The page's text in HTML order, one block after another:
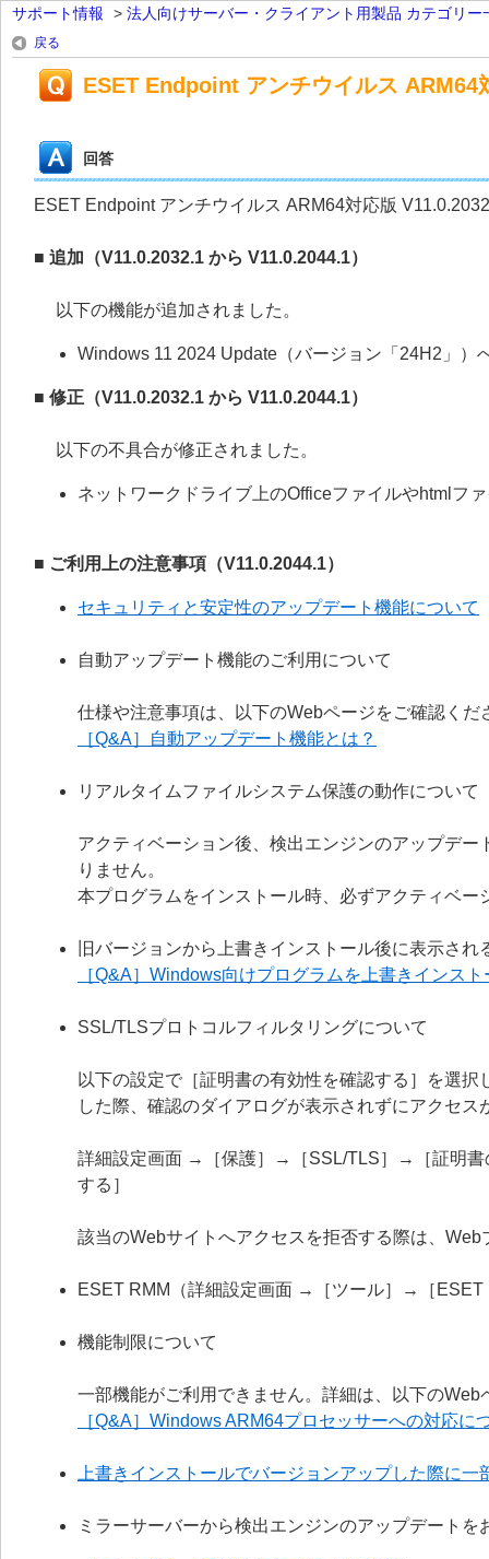
サポート情報 > 法人向けサーバー・クライアント用製品 カテゴリー
戻る
ESET Endpoint アンチウイルス
回答
ESET Endpoint アンチウイルス ARM64対応版
■ 追加（V11.0.2032.1 から V11.0.2044.1）
以下の機能が追加されました。
Windows 11 2024 Update（バージョン「24H2」）
■ 修正（V11.0.2032.1 から V11.0.2044.1）
以下の不具合が修正されました。
ネットワークドライブ上のOfficeファイルやhtmlフ
■ ご利用上の注意事項（V11.0.2044.1）
セキュリティと安定性のアップデート機能について
自動アップデート機能のご利用について
仕様や注意事項は、以下のWebページをご確認くだ
［Q&A］自動アップデート機能とは？
リアルタイムファイルシステム保護の動作について
アクティベーション後、検出エンジンのアップデ
りません。
本プログラムをインストール時、必ずアクティベ
旧バージョンから上書きインストール後に表示され
［Q&A］Windows向けプログラムを上書きインス
SSL/TLSプロトコルフィルタリングについて
以下の設定で［証明書の有効性を確認する］を選
した際、確認のダイアログが表示されずにアクセ
詳細設定画面 →［保護］→［SSL/TLS］→［証明書
する］
該当のWebサイトへアクセスを拒否する際は、
ESET RMM（詳細設定画面 →［ツール］→［ESET
機能制限について
一部機能がご利用できません。詳細は、以下の
［Q&A］Windows ARM64プロセッサーへの対応に
上書きインストールでバージョンアップした際に
ミラーサーバーから検出エンジンのアップデート